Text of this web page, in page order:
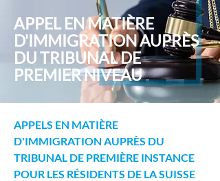
APPEL EN MATIÈRE
D'IMMIGRATION AUPRÈS
DU TRIBUNAL DE
PREMIER NIVEAU
APPELS EN MATIÈRE
D'IMMIGRATION AUPRÈS DU
TRIBUNAL DE PREMIÈRE INSTANCE
POUR LES RÉSIDENTS DE LA SUISSE